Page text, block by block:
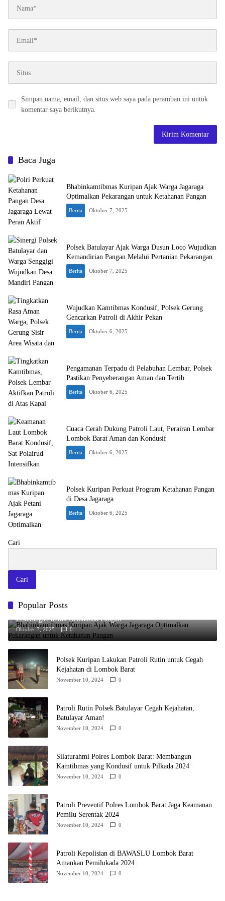
Simpan nama, email, dan situs web saya pada peramban ini untuk
komentar saya berikutnya.
Baca Juga
Bhabinkamtibmas Kuripan Ajak Warga Jagaraga
Optimalkan Pekarangan untuk Ketahanan Pangan
Berita Oktober 7, 2025
Polsek Batulayar Ajak Warga Dusun Loco Wujudkan
Kemandirian Pangan Melalui Pertanian Pekarangan
Berita Oktober 7, 2025
Wujudkan Kamtibmas Kondusif, Polsek Gerung
Gencarkan Patroli di Akhir Pekan
Berita Oktober 6, 2025
Pengamanan Terpadu di Pelabuhan Lembar, Polsek
Pastikan Penyeberangan Aman dan Tertib
Berita Oktober 6, 2025
Cuaca Cerah Dukung Patroli Laut, Perairan Lembar
Lombok Barat Aman dan Kondusif
Berita Oktober 6, 2025
Polsek Kuripan Perkuat Program Ketahanan Pangan
di Desa Jagaraga
Berita Oktober 6, 2025
Cari
Cari
Popular Posts
Bhabinkamtibmas Kuripan Ajak Warga Jagaraga Optimalkan
Pekarangan untuk Ketahanan Pangan
Oktober 7, 2025 0
Polsek Kuripan Lakukan Patroli Rutin untuk Cegah
Kejahatan di Lombok Barat
November 10, 2024 0
Patroli Rutin Polsek Batulayar Cegah Kejahatan,
Batulayar Aman!
November 10, 2024 0
Silaturahmi Polres Lombok Barat: Membangun
Kamtibmas yang Kondusif untuk Pilkada 2024
November 10, 2024 0
Patroli Preventif Polres Lombok Barat Jaga Keamanan
Pemilu Serentak 2024
November 10, 2024 0
Patroli Kepolisian di BAWASLU Lombok Barat
Amankan Pemilukada 2024
November 10, 2024 0